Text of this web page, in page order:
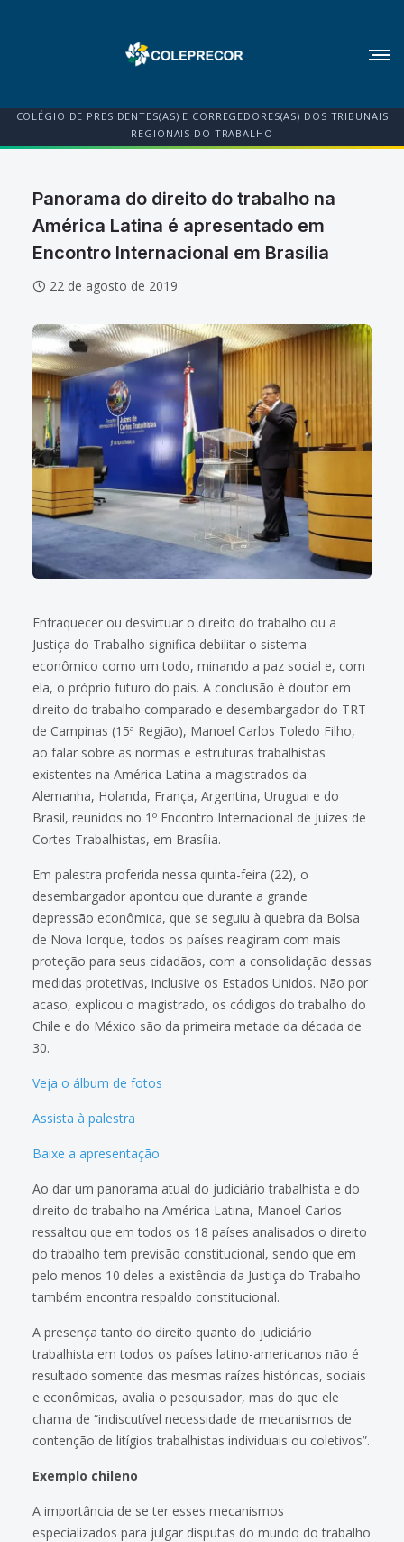
COLÉGIO DE PRESIDENTES(AS) E CORREGEDORES(AS) DOS TRIBUNAIS
REGIONAIS DO TRABALHO
Panorama do direito do trabalho na
América Latina é apresentado em
Encontro Internacional em Brasília
22 de agosto de 2019
Enfraquecer ou desvirtuar o direito do trabalho ou a
Justiça do Trabalho significa debilitar o sistema
econômico como um todo, minando a paz social e, com
ela, o próprio futuro do país. A conclusão é doutor em
direito do trabalho comparado e desembargador do TRT
de Campinas (15ª Região), Manoel Carlos Toledo Filho,
ao falar sobre as normas e estruturas trabalhistas
existentes na América Latina a magistrados da
Alemanha, Holanda, França, Argentina, Uruguai e do
Brasil, reunidos no 1º Encontro Internacional de Juízes de
Cortes Trabalhistas, em Brasília.
Em palestra proferida nessa quinta-feira (22), o
desembargador apontou que durante a grande
depressão econômica, que se seguiu à quebra da Bolsa
de Nova Iorque, todos os países reagiram com mais
proteção para seus cidadãos, com a consolidação dessas
medidas protetivas, inclusive os Estados Unidos. Não por
acaso, explicou o magistrado, os códigos do trabalho do
Chile e do México são da primeira metade da década de
30.
Veja o álbum de fotos
Assista à palestra
Baixe a apresentação
Ao dar um panorama atual do judiciário trabalhista e do
direito do trabalho na América Latina, Manoel Carlos
ressaltou que em todos os 18 países analisados o direito
do trabalho tem previsão constitucional, sendo que em
pelo menos 10 deles a existência da Justiça do Trabalho
também encontra respaldo constitucional.
A presença tanto do direito quanto do judiciário
trabalhista em todos os países latino-americanos não é
resultado somente das mesmas raízes históricas, sociais
e econômicas, avalia o pesquisador, mas do que ele
chama de “indiscutível necessidade de mecanismos de
contenção de litígios trabalhistas individuais ou coletivos”.
Exemplo chileno
A importância de se ter esses mecanismos
especializados para julgar disputas do mundo do trabalho